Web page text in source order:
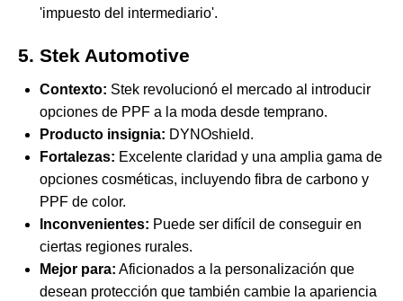
'impuesto del intermediario'.
5. Stek Automotive
Contexto: Stek revolucionó el mercado al introducir
opciones de PPF a la moda desde temprano.
Producto insignia: DYNOshield.
Fortalezas: Excelente claridad y una amplia gama de
opciones cosméticas, incluyendo fibra de carbono y
PPF de color.
Inconvenientes: Puede ser difícil de conseguir en
ciertas regiones rurales.
Mejor para: Aficionados a la personalización que
desean protección que también cambie la apariencia